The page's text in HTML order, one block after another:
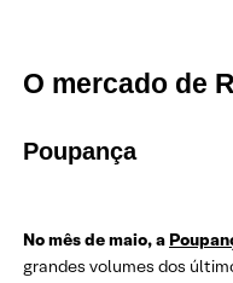
O mercado de
Poupança
No mês de maio, a
grandes volumes dos